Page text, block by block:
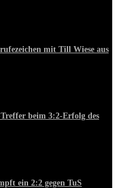
mit Till Wiese aus
beim 3:2-Erfolg des
ein 2:2 gegen TuS